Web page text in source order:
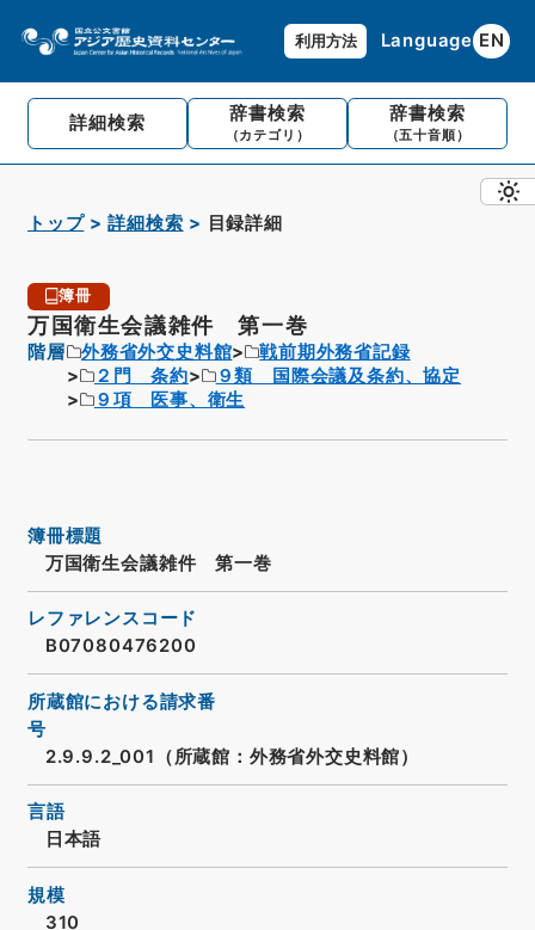
利用方法 Language EN
詳細検索 辞書検索
（カテゴリ）
辞書検索
（五十音順）
トップ 詳細検索 目録詳細
簿冊
万国衛生会議雑件 第一巻
階層 外務省外交史料館
戦前期外務省記録
２門 条約
９類 国際会議及条約、協定
９項 医事、衛生
簿冊標題
万国衛生会議雑件 第一巻
レファレンスコード
B07080476200
所蔵館における請求番
号
2.9.9.2_001（所蔵館：外務省外交史料館）
言語
日本語
規模
310